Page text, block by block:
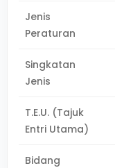
Jenis
Peraturan
Singkatan
Jenis
T.E.U. (Tajuk
Entri Utama)
Bidang